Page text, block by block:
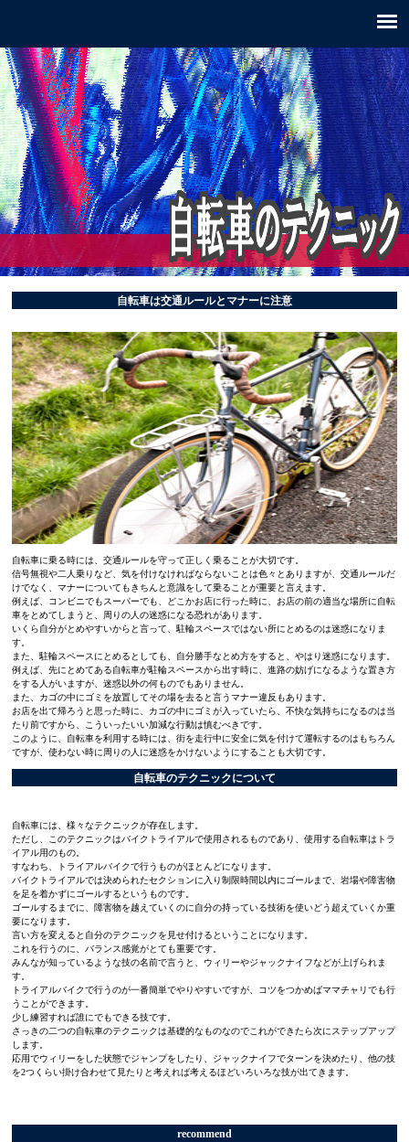
自転車は交通ルールとマナーに注意
自転車に乗る時には、交通ルールを守って正しく乗ることが大切です。
信号無視や二人乗りなど、気を付けなければならないことは色々とありますが、交通ルールだ
けでなく、マナーについてもきちんと意識をして乗ることが重要と言えます。
例えば、コンビニでもスーパーでも、どこかお店に行った時に、お店の前の適当な場所に自転
車をとめてしまうと、周りの人の迷惑になる恐れがあります。
いくら自分がとめやすいからと言って、駐輪スペースではない所にとめるのは迷惑になりま
す。
また、駐輪スペースにとめるとしても、自分勝手なとめ方をすると、やはり迷惑になります。
例えば、先にとめてある自転車が駐輪スペースから出す時に、進路の妨げになるような置き方
をする人がいますが、迷惑以外の何ものでもありません。
また、カゴの中にゴミを放置してその場を去ると言うマナー違反もあります。
お店を出て帰ろうと思った時に、カゴの中にゴミが入っていたら、不快な気持ちになるのは当
たり前ですから、こういったいい加減な行動は慎むべきです。
このように、自転車を利用する時には、街を走行中に安全に気を付けて運転するのはもちろん
ですが、使わない時に周りの人に迷惑をかけないようにすることも大切です。
自転車のテクニックについて
自転車には、様々なテクニックが存在します。
ただし、このテクニックはバイクトライアルで使用されるものであり、使用する自転車はトラ
イアル用のもの。
すなわち、トライアルバイクで行うものがほとんどになります。
バイクトライアルでは決められたセクションに入り制限時間以内にゴールまで、岩場や障害物
を足を着かずにゴールするというものです。
ゴールするまでに、障害物を越えていくのに自分の持っている技術を使いどう超えていくか重
要になります。
言い方を変えると自分のテクニックを見せ付けるということになります。
これを行うのに、バランス感覚がとても重要です。
みんなが知っているような技の名前で言うと、ウィリーやジャックナイフなどが上げられま
す。
トライアルバイクで行うのが一番簡単でやりやすいですが、コツをつかめばママチャリでも行
うことができます。
少し練習すれば誰にでもできる技です。
さっきの二つの自転車のテクニックは基礎的なものなのでこれができたら次にステップアップ
します。
応用でウィリーをした状態でジャンプをしたり、ジャックナイフでターンを決めたり、他の技
を2つくらい掛け合わせて見たりと考えれば考えるほどいろいろな技が出てきます。
recommend